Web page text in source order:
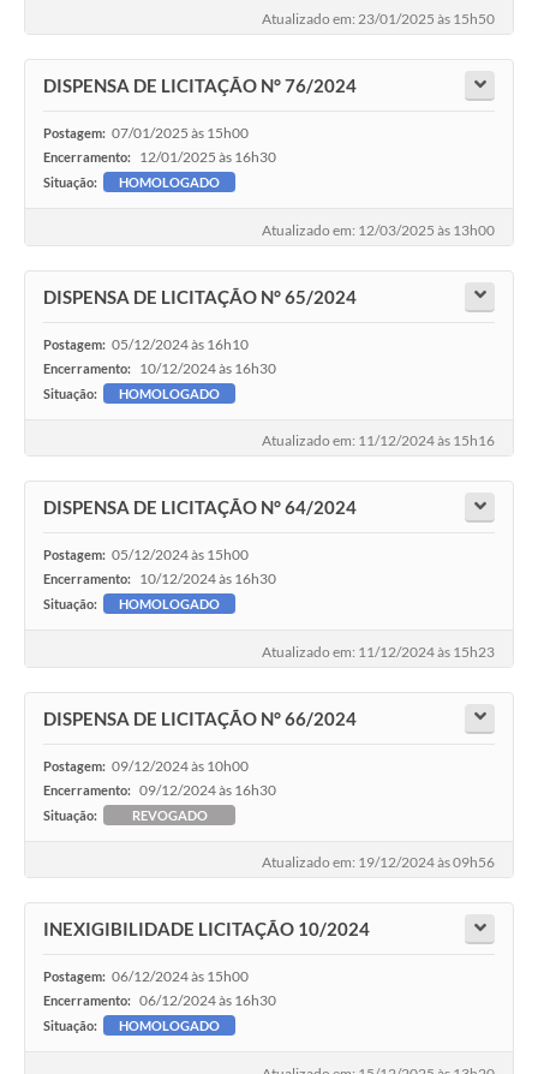
Atualizado em: 23/01/2025 às 15h50
DISPENSA DE LICITAÇÃO N° 76/2024
Postagem: 07/01/2025 às 15h00
Encerramento: 12/01/2025 às 16h30
Situação: HOMOLOGADO
Atualizado em: 12/03/2025 às 13h00
DISPENSA DE LICITAÇÃO N° 65/2024
Postagem: 05/12/2024 às 16h10
Encerramento: 10/12/2024 às 16h30
Situação: HOMOLOGADO
Atualizado em: 11/12/2024 às 15h16
DISPENSA DE LICITAÇÃO N° 64/2024
Postagem: 05/12/2024 às 15h00
Encerramento: 10/12/2024 às 16h30
Situação: HOMOLOGADO
Atualizado em: 11/12/2024 às 15h23
DISPENSA DE LICITAÇÃO N° 66/2024
Postagem: 09/12/2024 às 10h00
Encerramento: 09/12/2024 às 16h30
Situação: REVOGADO
Atualizado em: 19/12/2024 às 09h56
INEXIGIBILIDADE LICITAÇÃO 10/2024
Postagem: 06/12/2024 às 15h00
Encerramento: 06/12/2024 às 16h30
Situação: HOMOLOGADO